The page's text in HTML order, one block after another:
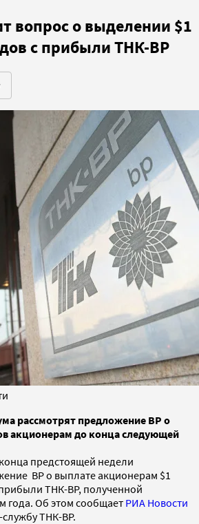
вопрос о выделении $1
с прибыли ТНК-BP
рассмотрят предложение BP о
акционерам до конца следующей
предстоящей недели
BP о выплате акционерам $1
ТНК-BP, полученной
года. Об этом сообщает РИА Новости
ТНК-BP.